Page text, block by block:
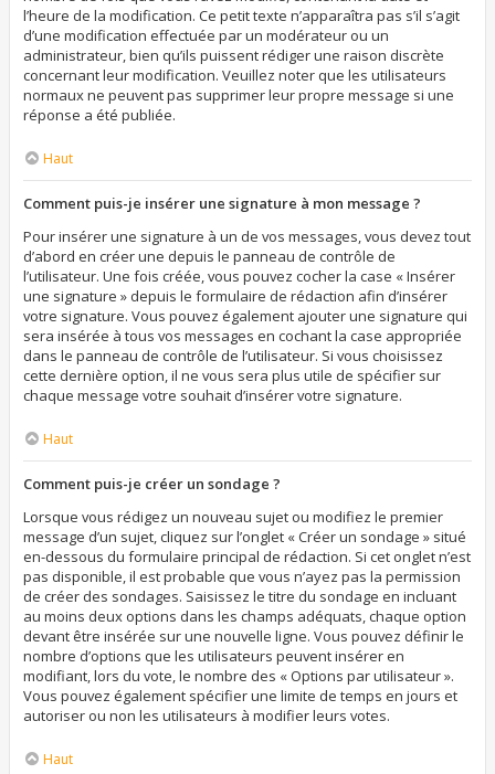
l’heure de la modification. Ce petit texte n’apparaîtra pas s’il s’agit
d’une modification effectuée par un modérateur ou un
administrateur, bien qu’ils puissent rédiger une raison discrète
concernant leur modification. Veuillez noter que les utilisateurs
normaux ne peuvent pas supprimer leur propre message si une
réponse a été publiée.
Haut
Comment puis-je insérer une signature à mon message ?
Pour insérer une signature à un de vos messages, vous devez tout
d’abord en créer une depuis le panneau de contrôle de
l’utilisateur. Une fois créée, vous pouvez cocher la case « Insérer
une signature » depuis le formulaire de rédaction afin d’insérer
votre signature. Vous pouvez également ajouter une signature qui
sera insérée à tous vos messages en cochant la case appropriée
dans le panneau de contrôle de l’utilisateur. Si vous choisissez
cette dernière option, il ne vous sera plus utile de spécifier sur
chaque message votre souhait d’insérer votre signature.
Haut
Comment puis-je créer un sondage ?
Lorsque vous rédigez un nouveau sujet ou modifiez le premier
message d’un sujet, cliquez sur l’onglet « Créer un sondage » situé
en-dessous du formulaire principal de rédaction. Si cet onglet n’est
pas disponible, il est probable que vous n’ayez pas la permission
de créer des sondages. Saisissez le titre du sondage en incluant
au moins deux options dans les champs adéquats, chaque option
devant être insérée sur une nouvelle ligne. Vous pouvez définir le
nombre d’options que les utilisateurs peuvent insérer en
modifiant, lors du vote, le nombre des « Options par utilisateur ».
Vous pouvez également spécifier une limite de temps en jours et
autoriser ou non les utilisateurs à modifier leurs votes.
Haut